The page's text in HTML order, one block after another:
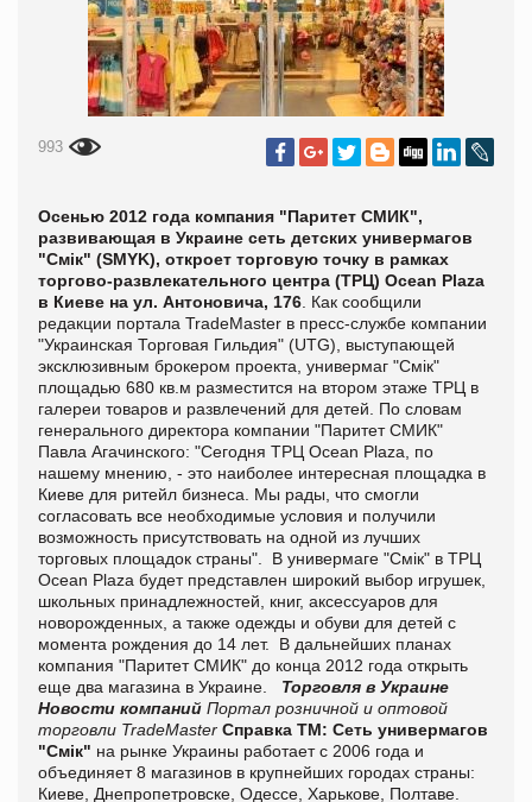
993
Осенью 2012 года компания "Паритет СМИК",
развивающая в Украине сеть детских универмагов
"Смік" (SMYK), откроет торговую точку в рамках
торгово-развлекательного центра (ТРЦ) Ocean Plaza
в Киеве на ул. Антоновича, 176 Как сообщили
редакции портала TradeMaster в пресс-службе компании
"Украинская Торговая Гильдия" (UTG), выступающей
эксклюзивным брокером проекта, универмаг "Смік"
площадью 680 кв.м разместится на втором этаже ТРЦ в
галереи товаров и развлечений для детей.
По словам
генерального директора компании "Паритет СМИК"
Павла Агачинского: "Сегодня ТРЦ Ocean Plaza, по
нашему мнению, - это наиболее интересная площадка в
Киеве для ритейл бизнеса. Мы рады, что смогли
согласовать все необходимые условия и получили
возможность присутствовать на одной из лучших
торговых площадок страны".
В универмаге "Смік" в ТРЦ
Ocean Plaza будет представлен широкий выбор игрушек,
школьных принадлежностей, книг, аксессуаров для
новорожденных, а также одежды и обуви для детей с
момента рождения до 14 лет.
В дальнейших планах
компания "Паритет СМИК" до конца 2012 года открыть
еще два магазина в Украине.
Торговля в Украине
Новости компаний Портал розничной и оптовой
торговли TradeMaster Справка ТМ: Сеть универмагов
"Смік" на рынке Украины работает с 2006 года и
объединяет 8 магазинов в крупнейших городах страны:
Киеве, Днепропетровске, Одессе, Харькове, Полтаве.